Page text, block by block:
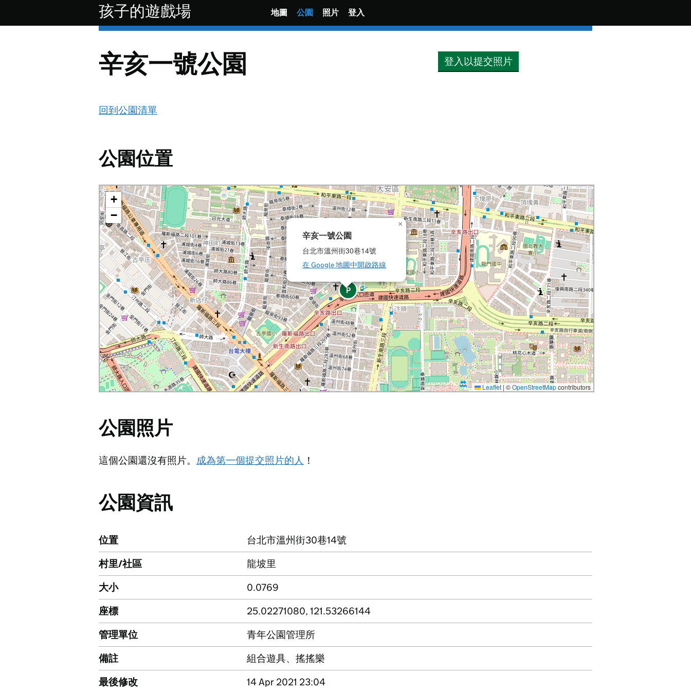
孩子的遊戲場 地圖 公園 照片 登入
辛亥一號公園
回到公園清單
登入以提交照片
公園位置
P
辛亥一號公園
台北市溫州街30巷14號
在 Google 地圖中開啟路線
×
+
−
Leaflet | ©OpenStreetMapcontributors
公園照片
這個公園還沒有照片。 成為第一個提交照片的人 ！
公園資訊
位置
台北市溫州街30巷14號
村里/社區
龍坡里
大小
0.0769
座標
25.02271080, 121.53266144
管理單位
青年公園管理所
備註
組合遊具、搖搖樂
最後修改
14 Apr 2021 23:04